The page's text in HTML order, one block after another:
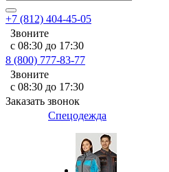
+7 (812) 404-45-05
Звоните
с 08:30 до 17:30
8 (800) 777-83-77
Звоните
с 08:30 до 17:30
Заказать звонок
Спецодежда